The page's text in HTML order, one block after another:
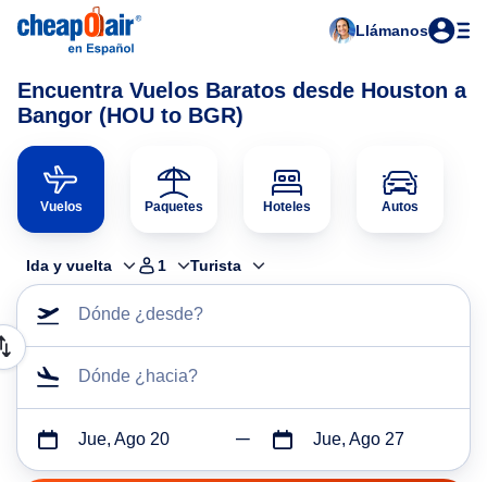
Llámanos
Encuentra Vuelos Baratos desde Houston a
Bangor (HOU to BGR)
Vuelos Paquetes Hoteles Autos
Ida y vuelta 1 Turista
Dónde ¿desde?
Dónde ¿hacia?
Jue, Ago 20 Jue, Ago 27